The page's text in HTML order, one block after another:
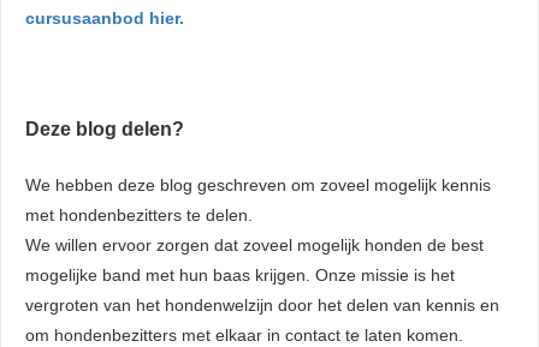
cursusaanbod hier.
Deze blog delen?
We hebben deze blog geschreven om zoveel mogelijk kennis
met hondenbezitters te delen.
We willen ervoor zorgen dat zoveel mogelijk honden de best
mogelijke band met hun baas krijgen. Onze missie is het
vergroten van het hondenwelzijn door het delen van kennis en
om hondenbezitters met elkaar in contact te laten komen.